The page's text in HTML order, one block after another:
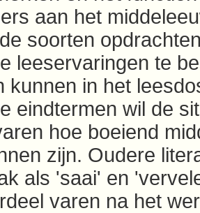
aan het
soorten
leeservaringen te
kunnen in het
eindtermen wil de
hoe boeiend
zijn. Oudere
als 'saai' en
varen na het